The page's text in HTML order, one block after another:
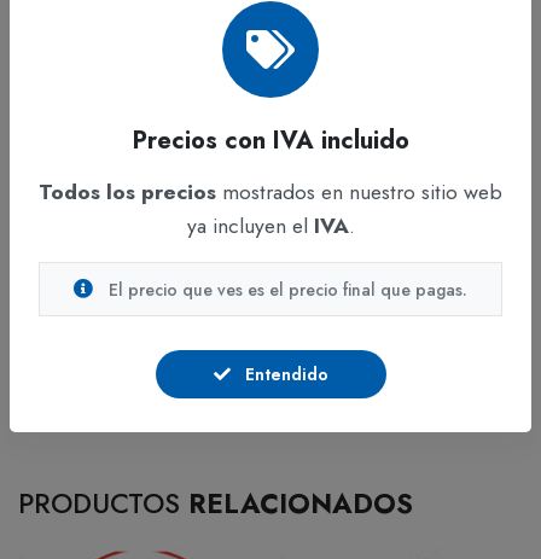
eficiencia en cada proyecto. Este pegamento de
secado rápido asegura uniones resistentes y
duraderas, convirtiéndose en una herramienta
indispensable para creativos, estudiantes y
profesionales que buscan calidad y practicidad en sus
PRODUCTOS RELACIONADOS
Precios con IVA incluido
Todos los precios mostrados en nuestro sitio web
ya incluyen el IVA.
El precio que ves es el precio final que pagas.
Entendido